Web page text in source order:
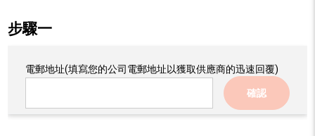
步驟一
電郵地址(填寫您的公司電郵地址以獲取供應商的迅速回覆)
確認